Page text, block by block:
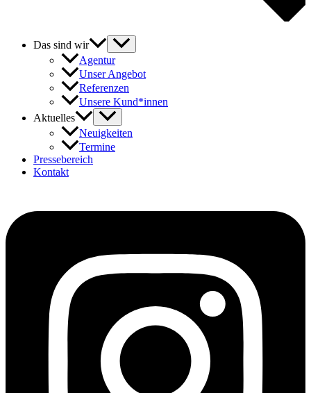
Das sind wir
Agentur
Unser Angebot
Referenzen
Unsere Kund*innen
Aktuelles
Neuigkeiten
Termine
Pressebereich
Kontakt